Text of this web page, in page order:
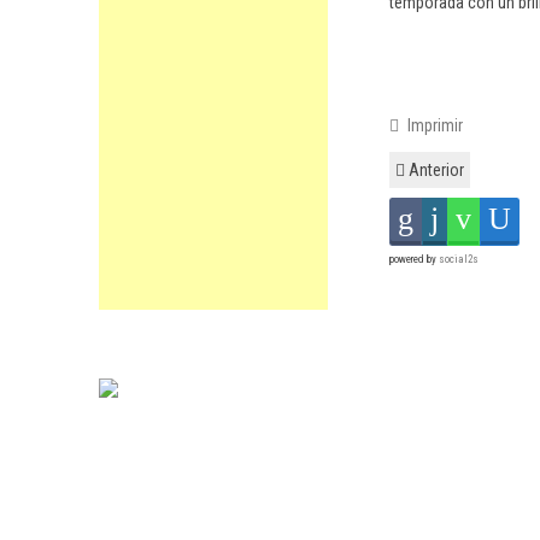
Imprimir
Anterior
powered by social2s